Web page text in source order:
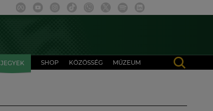
JEGYEK SHOP KÖZÖSSÉG MÚZEUM